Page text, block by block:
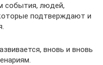
события, людей,
подтверждают и
вновь и вновь